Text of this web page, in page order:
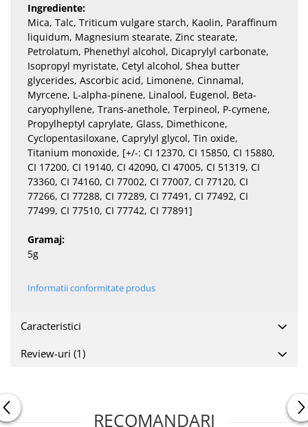
Ingrediente:
Mica, Talc, Triticum vulgare starch, Kaolin, Paraffinum
liquidum, Magnesium stearate, Zinc stearate,
Petrolatum, Phenethyl alcohol, Dicaprylyl carbonate,
Isopropyl myristate, Cetyl alcohol, Shea butter
glycerides, Ascorbic acid, Limonene, Cinnamal,
Myrcene, L-alpha-pinene, Linalool, Eugenol, Beta-
caryophyllene, Trans-anethole, Terpineol, P-cymene,
Propylheptyl caprylate, Glass, Dimethicone,
Cyclopentasiloxane, Caprylyl glycol, Tin oxide,
Titanium monoxide, [+/-: CI 12370, CI 15850, CI 15880,
CI 17200, CI 19140, CI 42090, CI 47005, CI 51319, CI
73360, CI 74160, CI 77002, CI 77007, CI 77120, CI
77266, CI 77288, CI 77289, CI 77491, CI 77492, CI
77499, CI 77510, CI 77742, CI 77891]
Gramaj:
5g
Informatii conformitate produs
Caracteristici
Review-uri (1)
RECOMANDARI